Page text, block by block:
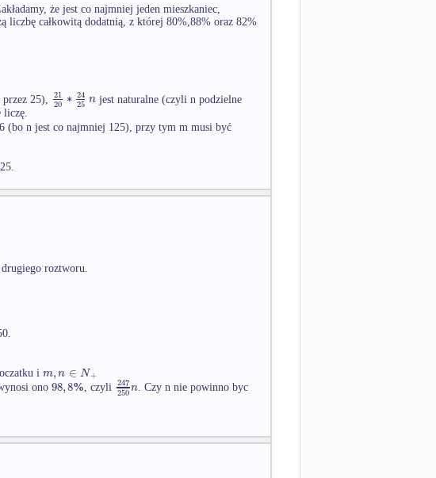
że jest co najmniej jeden mieszkaniec,
liczbę całkowitą dodatnią, z której 80%,88% oraz 82%
25), 21
20 ∗ 24
25 n jest naturalne (czyli n podzielne
liczę.
(bo n jest co najmniej 125), przy tym m musi być
roztworu.
im,n ∈ N+
ono 98,8% , czyli 247
250n . Czy n nie powinno byc